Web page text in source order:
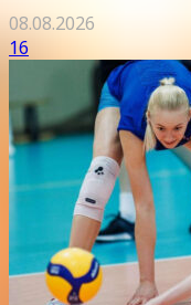
08.08.2026
16